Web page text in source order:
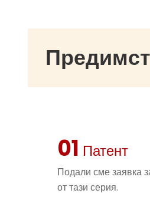
01 Патент
Подали сме заявка
от тази серия.